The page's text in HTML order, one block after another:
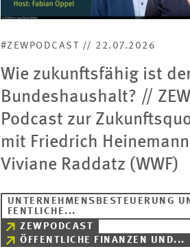
#ZEWPODCAST // 22.07.2026
Wie zukunftsfähig ist
Bundeshaushalt? //
Podcast zur
mit Friedrich
Viviane Raddatz (WWF)
UNTERNEHMENSBESTEUERUNG
FENTLICHE...
ZEWPODCAST
ÖFFENTLICHE FINANZEN UND...